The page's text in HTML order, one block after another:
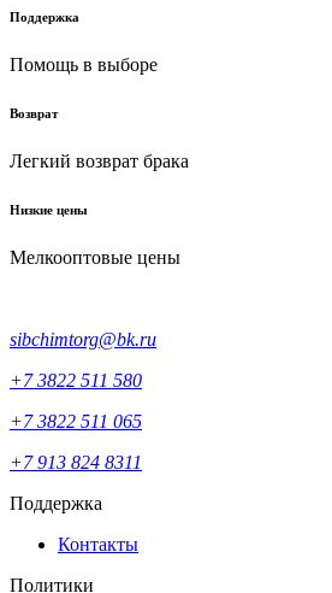
Поддержка
Помощь в выборе
Возврат
Легкий возврат брака
Низкие цены
Мелкооптовые цены
sibchimtorg@bk.ru
+7 3822 511 580
+7 3822 511 065
+7 913 824 8311
Поддержка
Контакты
Политики